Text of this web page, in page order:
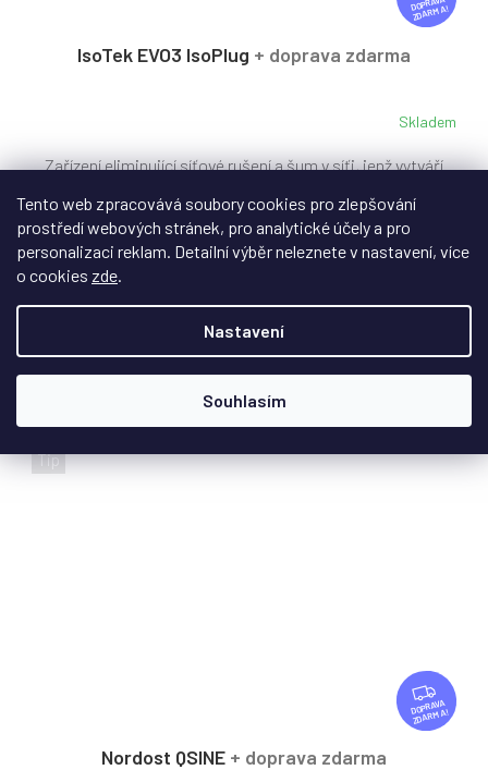
Tento web zpracovává soubory cookies pro zlepšování
prostředí webových stránek, pro analytické účely a pro
personalizaci reklam. Detailní výběr neleznete v nastavení, více
o cookies zde
Nastavení
Souhlasím
A
ZDARMA
IsoTek EVO3 IsoPlug + doprava zdarma
produktu
5,0
z
5
hvězdiček.
Skladem
Do košíku
Zařízení eliminující síťové rušení a šum v síťi, jenž vytváří
Novinka
Tip
Z
D
A
ZDARMA
Nordost QSINE + doprava zdarma